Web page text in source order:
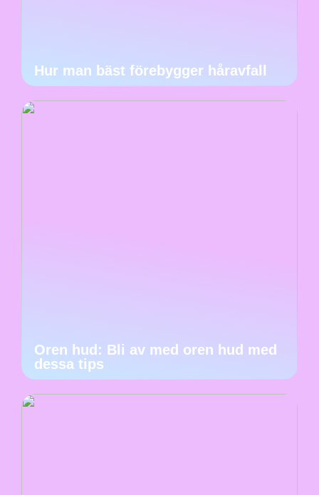
Hur man bäst förebygger håravfall
Oren hud: Bli av med oren hud med
dessa tips